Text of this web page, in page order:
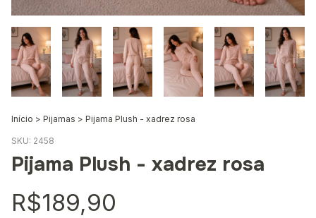
Início > Pijamas > Pijama Plush - xadrez rosa
SKU: 2458
Pijama Plush - xadrez rosa
R$189,90